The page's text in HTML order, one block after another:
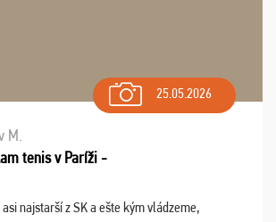
25.05.2026
M.
tenis v Paríži -
najstarší z SK a ešte kým vládzeme,